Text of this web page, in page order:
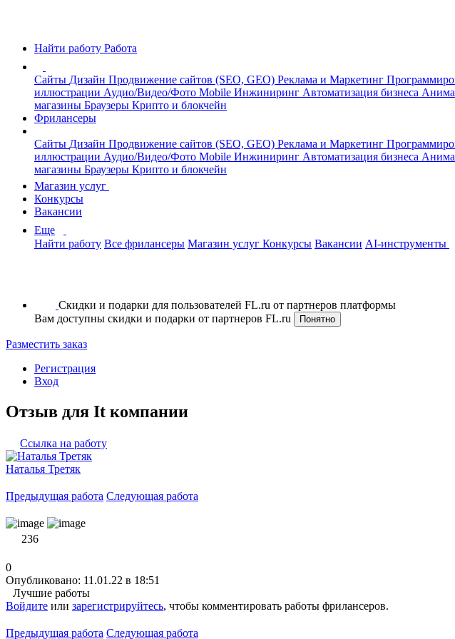
Найти работу Работа
Сайты Дизайн Продвижение сайтов (SEO, GEO) Реклама и Маркетинг
иллюстрации Аудио/Видео/Фото Mobile Инжиниринг Автоматизация бизнеса
магазины Браузеры Крипто и блокчейн
Фрилансеры
Сайты Дизайн Продвижение сайтов (SEO, GEO) Реклама и Маркетинг
иллюстрации Аудио/Видео/Фото Mobile Инжиниринг Автоматизация бизнеса
магазины Браузеры Крипто и блокчейн
Магазин услуг
Конкурсы
Вакансии
Еще
Найти работу Все фрилансеры Магазин услуг Конкурсы Вакансии AI-инструменты
Скидки и подарки для пользователей FL.ru от партнеров платформы
Вам доступны скидки и подарки от партнеров FL.ru
Понятно
Разместить заказ
Регистрация
Вход
Отзыв для It компании
Ссылка на работу
Наталья Третяк
Предыдущая работа Следующая работа
236
0
Опубликовано: 11.01.22 в 18:51
Лучшие работы
Войдите или зарегистрируйтесь, чтобы комментировать работы фрилансеров.
Предыдущая работа Следующая работа